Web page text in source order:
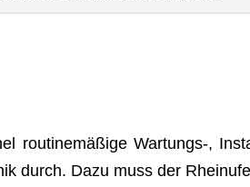
rou­ti­ne­mä­ßige Wartungs‑,
durch. Dazu muss der